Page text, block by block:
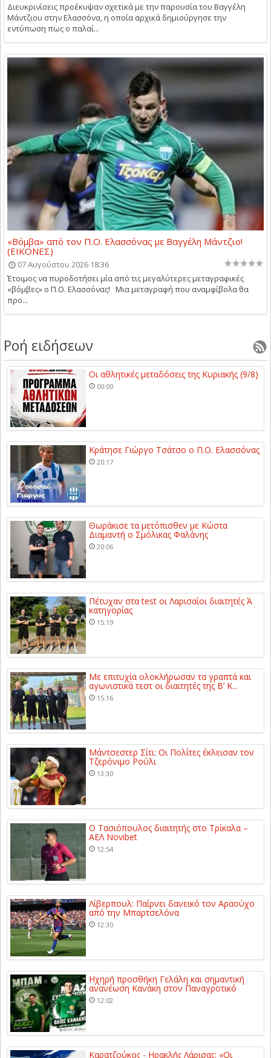
Διευκρινίσεις προέκυψαν σχετικά με την παρουσία του Βαγγέλη
Μάντζιου στην Ελασσόνα, η οποία αρχικά δημιούργησε την
εντύπωση πως ο παλαί...
«Βόμβα» από τον Π.Ο. Ελασσόνας με Βαγγέλη Μάντζιο!
(ΕΙΚΟΝΕΣ)
07 Αυγούστου 2026 18:36
Έτοιμος να πυροδοτήσει μία από τις μεγαλύτερες μεταγραφικές
«βόμβες» ο Π.Ο. Ελασσόνας! Μια μεταγραφή που αναμφίβολα θα
προ...
Ροή ειδήσεων
Οι αθλητικές μεταδόσεις της Κυριακής (9/8)
00:00
Κράτησε Γιώργο Τσάτσο ο Π.Ο. Ελασσόνας
20:17
Θωράκισε τα μετόπισθεν με Κώστα
Διαμαντή ο Σμόλικας Φαλάνης
20:06
Πέτυχαν στα test οι Λαρισαίοι διαιτητές Ά
κατηγορίας
15:19
Με επιτυχία ολοκλήρωσαν τα γραπτά και
αγωνιστικά τεστ οι διαιτητές της Β’ Κ...
15:16
Μάντσεστερ Σίτι: Οι Πολίτες έκλεισαν τον
Τζερόνιμο Ρούλι
13:30
Ο Τασιόπουλος διαιτητής στο Τρίκαλα –
ΑΕΛ Novibet
12:54
Λίβερπουλ: Παίρνει δανεικό τον Αραούχο
από την Μπαρτσελόνα
12:30
Ηχηρή προσθήκη Γελάλη και σημαντική
ανανέωση Κανάκη στον Παναγροτικό
12:02
Καρατζούκος - Ηρακλής Λάρισας: «Οι